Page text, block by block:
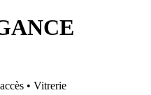
• Vitrerie